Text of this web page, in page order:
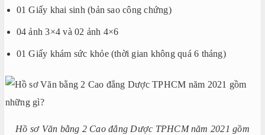
01 Giấy khai sinh (bản sao công chứng)
04 ảnh 3×4 và 02 ảnh 4×6
01 Giấy khám sức khỏe (thời gian không quá 6 tháng)
Hồ sơ Văn bằng 2 Cao đẳng Dược TPHCM năm 2021 gồm